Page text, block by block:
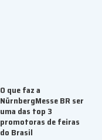
O que faz a
NürnbergMesse BR ser
uma das top 3
promotoras de feiras
do Brasil